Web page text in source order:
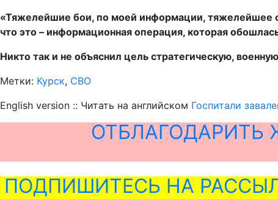
«Тяжелейшие бои, по моей информации, тяжелейшее
что это – информационная операция, которая
Никто так и не объяснил цель стратегическую,
Метки: Курск, СВО
English version :: Читать на английском Госпитали
ОТБЛАГОДАРИТЬ
ПОДПИШИТЕСЬ НА